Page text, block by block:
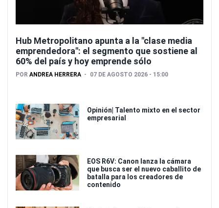
Hub Metropolitano apunta a la "clase media
emprendedora": el segmento que sostiene al
60% del país y hoy emprende sólo
POR ANDREA HERRERA 07 DE AGOSTO 2026 - 15:00
Opinión| Talento mixto en el sector
empresarial
EOS R6V: Canon lanza la cámara
que busca ser el nuevo caballito de
batalla para los creadores de
contenido